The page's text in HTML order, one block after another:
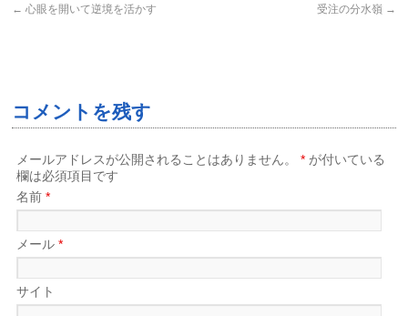
← 心眼を開いて逆境を活かす 受注の分水嶺 →
コメントを残す
メールアドレスが公開されることはありません。 * が付いている
欄は必須項目です
名前*
メール*
サイト